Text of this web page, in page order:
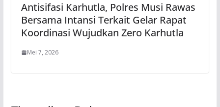
Antisifasi Karhutla, Polres Musi Rawas
Bersama Intansi Terkait Gelar Rapat
Koordinasi Wujudkan Zero Karhutla
Mei 7, 2026